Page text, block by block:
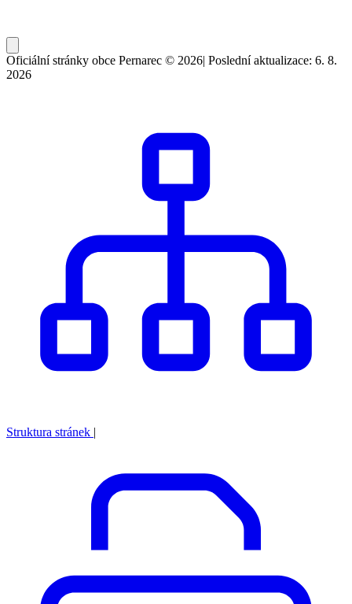
Oficiální stránky obce Pernarec © 2026| Poslední aktualizace: 6. 8.
2026
Struktura stránek |